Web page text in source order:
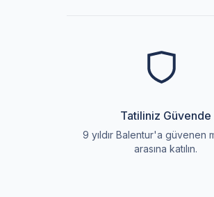
Tatiliniz Güvende
9 yıldır Balentur'a güvenen
arasına katılın.